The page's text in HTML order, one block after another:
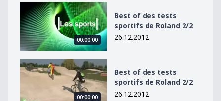
Best of des tests sportifs de Roland 2/2
00:00:00
Best of des tests
sportifs de Roland 2/2
26.12.2012
Best of des tests sportifs de Roland 2/2
00:00:00
Best of des tests
sportifs de Roland 2/2
26.12.2012